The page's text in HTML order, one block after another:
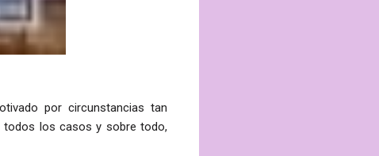
por circunstancias tan
todos los casos y sobre todo,